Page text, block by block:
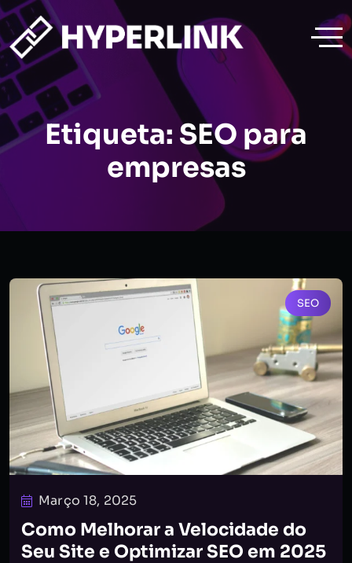
Etiqueta: SEO para
empresas
SEO
Março 18, 2025
Como Melhorar a Velocidade do
Seu Site e Optimizar SEO em 2025